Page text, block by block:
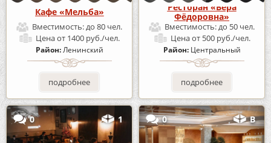
Кафе «Мельба»
Вместимость:до 80 чел.
Ценаот 1400 руб./чел.
Район:Ленинский
подробнее
Ресторан «Вера
Фёдоровна»
Вместимость:до 50 чел.
Ценаот 500 руб./чел.
Район: Центральный
подробнее
0 1 0 В